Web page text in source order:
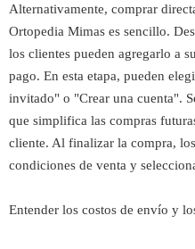
Alternativamente, comprar
Ortopedia Mimas es sencillo.
los clientes pueden agregarlo a
pago. En esta etapa, pueden
invitado" o "Crear una cuenta".
que simplifica las compras
cliente. Al finalizar la compra,
condiciones de venta y
Entender los costos de envío y